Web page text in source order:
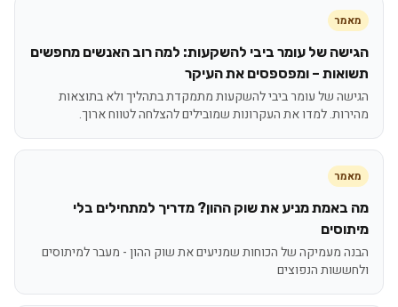
מאמר
הגישה של עומר ביבי להשקעות: למה רוב האנשים מחפשים
תשואות – ומפספסים את העיקר
הגישה של עומר ביבי להשקעות מתמקדת בתהליך ולא בתוצאות
מהירות. למדו את העקרונות שמובילים להצלחה לטווח ארוך.
מאמר
מה באמת מניע את שוק ההון? מדריך למתחילים בלי
מיתוסים
הבנה מעמיקה של הכוחות שמניעים את שוק ההון - מעבר למיתוסים
ולחששות הנפוצים